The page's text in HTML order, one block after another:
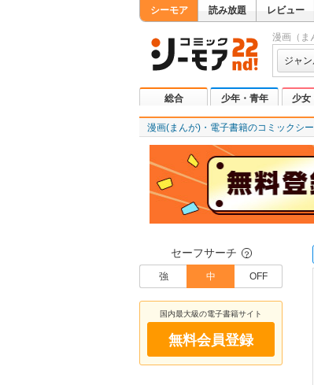
シーモア 読み放題 レビュー
漫画（ま
ジャ
総合 少年・青年 少女
漫画(まんが)・電子書籍のコミックシ
セーフサーチ ？
強 中 OFF
国内最大級の電子書籍サイト
無料会員登録